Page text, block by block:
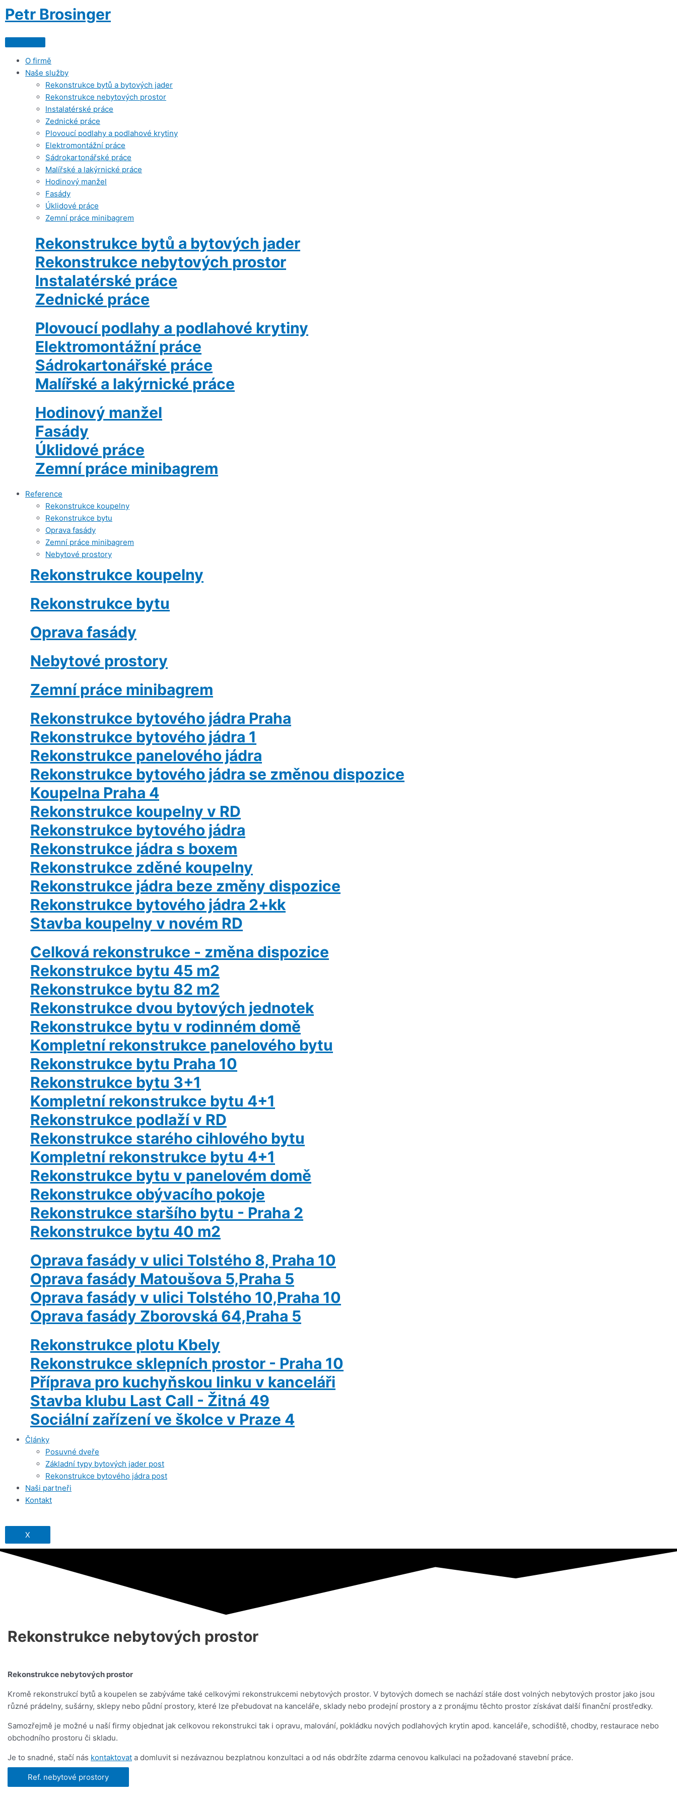
toPetr Brosinger
O firmě
Naše služby
Rekonstrukce bytů a bytových jader
Rekonstrukce nebytových prostor
Instalatérské práce
Zednické práce
Plovoucí podlahy a podlahové krytiny
Elektromontážní práce
Sádrokartonářské práce
Malířské a lakýrnické práce
Hodinový manžel
Fasády
Úklidové práce
Zemní práce minibagrem
Rekonstrukce bytů a bytových jader
Rekonstrukce nebytových prostor
Instalatérské práce
Zednické práce
Plovoucí podlahy a podlahové krytiny
Elektromontážní práce
Sádrokartonářské práce
Malířské a lakýrnické práce
Hodinový manžel
Fasády
Úklidové práce
Zemní práce minibagrem
Reference
Rekonstrukce koupelny
Rekonstrukce bytu
Oprava fasády
Zemní práce minibagrem
Nebytové prostory
Rekonstrukce koupelny
Rekonstrukce bytu
Oprava fasády
Nebytové prostory
Zemní práce minibagrem
Rekonstrukce bytového jádra Praha
Rekonstrukce bytového jádra 1
Rekonstrukce panelového jádra
Rekonstrukce bytového jádra se změnou dispozice
Koupelna Praha 4
Rekonstrukce koupelny v RD
Rekonstrukce bytového jádra
Rekonstrukce jádra s boxem
Rekonstrukce zděné koupelny
Rekonstrukce jádra beze změny dispozice
Rekonstrukce bytového jádra 2+kk
Stavba koupelny v novém RD
Celková rekonstrukce - změna dispozice
Rekonstrukce bytu 45 m2
Rekonstrukce bytu 82 m2
Rekonstrukce dvou bytových jednotek
Rekonstrukce bytu v rodinném domě
Kompletní rekonstrukce panelového bytu
Rekonstrukce bytu Praha 10
Rekonstrukce bytu 3+1
Kompletní rekonstrukce bytu 4+1
Rekonstrukce podlaží v RD
Rekonstrukce starého cihlového bytu
Kompletní rekonstrukce bytu 4+1
Rekonstrukce bytu v panelovém domě
Rekonstrukce obývacího pokoje
Rekonstrukce staršího bytu - Praha 2
Rekonstrukce bytu 40 m2
Oprava fasády v ulici Tolstého 8, Praha 10
Oprava fasády Matoušova 5,Praha 5
Oprava fasády v ulici Tolstého 10,Praha 10
Oprava fasády Zborovská 64,Praha 5
Rekonstrukce plotu Kbely
Rekonstrukce sklepních prostor - Praha 10
Příprava pro kuchyňskou linku v kanceláři
Stavba klubu Last Call - Žitná 49
Sociální zařízení ve školce v Praze 4
Články
Posuvné dveře
Základní typy bytových jader post
Rekonstrukce bytového jádra post
Naši partneři
Kontakt
X
Rekonstrukce nebytových prostor
Rekonstrukce nebytových prostor
Kromě rekonstrukcí bytů a koupelen se zabýváme také celkovými rekonstrukcemi nebytových prostor. V bytových domech se nachází stále dost volných nebytových prostor jako jsou
různé prádelny, sušárny, sklepy nebo půdní prostory, které lze přebudovat na kanceláře, sklady nebo prodejní prostory a z pronájmu těchto prostor získávat další finanční prostředky.
Samozřejmě je možné u naší firmy objednat jak celkovou rekonstrukci tak i opravu, malování, pokládku nových podlahových krytin apod. kanceláře, schodiště, chodby, restaurace nebo
obchodního prostoru či skladu.
Je to snadné, stačí nás kontaktovat a domluvit si nezávaznou bezplatnou konzultaci a od nás obdržíte zdarma cenovou kalkulaci na požadované stavební práce.
Ref. nebytové prostory